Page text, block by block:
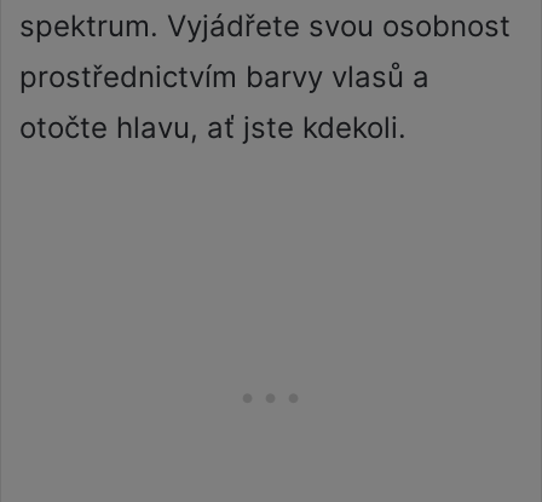
spektrum. Vyjádřete svou osobnost
prostřednictvím barvy vlasů a
otočte hlavu, ať jste kdekoli.